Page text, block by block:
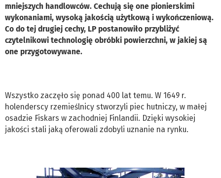
mniejszych handlowców. Cechują się one pionierskimi
wykonaniami, wysoką jakością użytkową i wykończeniową.
Co do tej drugiej cechy, LP postanowiło przybliżyć
czytelnikowi technologię obróbki powierzchni, w jakiej są
one przygotowywane.
Wszystko zaczęło się ponad 400 lat temu. W 1649 r.
holenderscy rzemieślnicy stworzyli piec hutniczy, w małej
osadzie Fiskars w zachodniej Finlandii. Dzięki wysokiej
jakości stali jaką oferowali zdobyli uznanie na rynku.